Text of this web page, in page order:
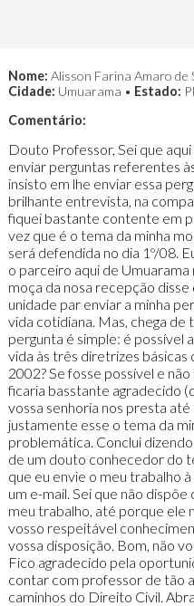
Nome: Alisson Farina Amaro de
Cidade: Umuarama • Estado:
Comentário:
Douto Professor, Sei que
enviar perguntas referentes
insisto em lhe enviar essa
brilhante entrevista, na
fiquei bastante contente em
vez que é o tema da minha
será defendida no dia 1º/08.
o parceiro aqui de
moça da nosa recepção disse
unidade par enviar a minha
vida cotidiana. Mas, chega de
pergunta é simple: é possível
vida às três diretrizes básicas
2002? Se fosse possível e
ficaria basstante agradecido
vossa senhoria nos presta
justamente esse o tema da
problemática. Conclui
de um douto conhecedor do
que eu envie o meu trabalho
um e-mail. Sei que não
meu trabalho, até porque ele
vosso respeitável
vossa disposição. Bom, não
Fico agradecido pela
contar com professor de tão
caminhos do Direito Civil.